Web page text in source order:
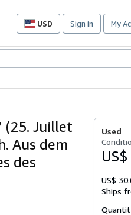
USD
Site
preferences
Sign in My
(25. Juillet
Aus dem
des
Used
US$
Ships